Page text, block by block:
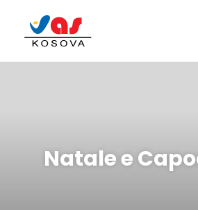
Natale e